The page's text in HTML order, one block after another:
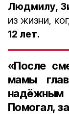
Людмилу,
из жизни,
12 лет.
«После
мамы
Помогал,